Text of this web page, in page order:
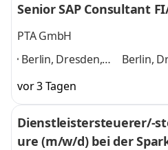
Senior SAP Consultant
PTA GmbH
Berlin, Dresden,
Frankfurt,
Hamburg,
Karlsruhe, Kassel,
Köln, Mannheim,
Berlin,
Kassel,
und 8
vor 3 Tagen
Dienstleistersteuerer/-
ure (m/w/d) bei der